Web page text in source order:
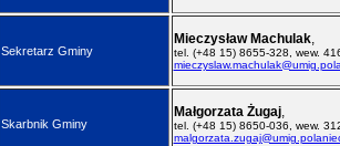
Sekretarz Gminy
Mieczysław Machulak,
tel. (+48 15) 8655-328, wew.
Skarbnik Gminy
Małgorzata Żugaj,
tel. (+48 15) 8650-036, wew.